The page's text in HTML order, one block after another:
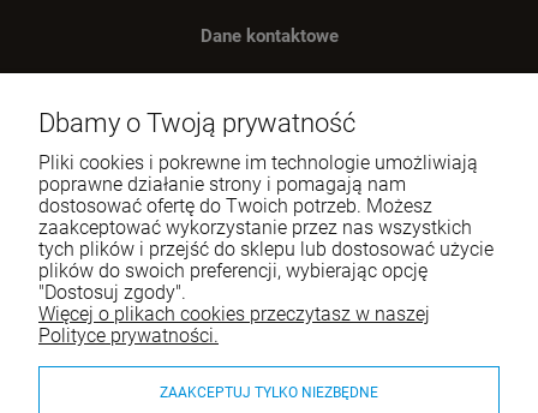
Dane kontaktowe
ul. Wręczycka 268
42-202 Częstochowa
NIP: 9492236947
Tel.:
795-760-030
E-mail: sklep@itali.pl
Pomoc
Moje konto
Dbamy o Twoją prywatność
Pliki cookies i pokrewne im technologie umożliwiają
poprawne działanie strony i pomagają nam
dostosować ofertę do Twoich potrzeb. Możesz
zaakceptować wykorzystanie przez nas wszystkich
tych plików i przejść do sklepu lub dostosować użycie
plików do swoich preferencji, wybierając opcję
"Dostosuj zgody".
Więcej o plikach cookies przeczytasz w naszej
Polityce prywatności.
ZAAKCEPTUJ TYLKO NIEZBĘDNE